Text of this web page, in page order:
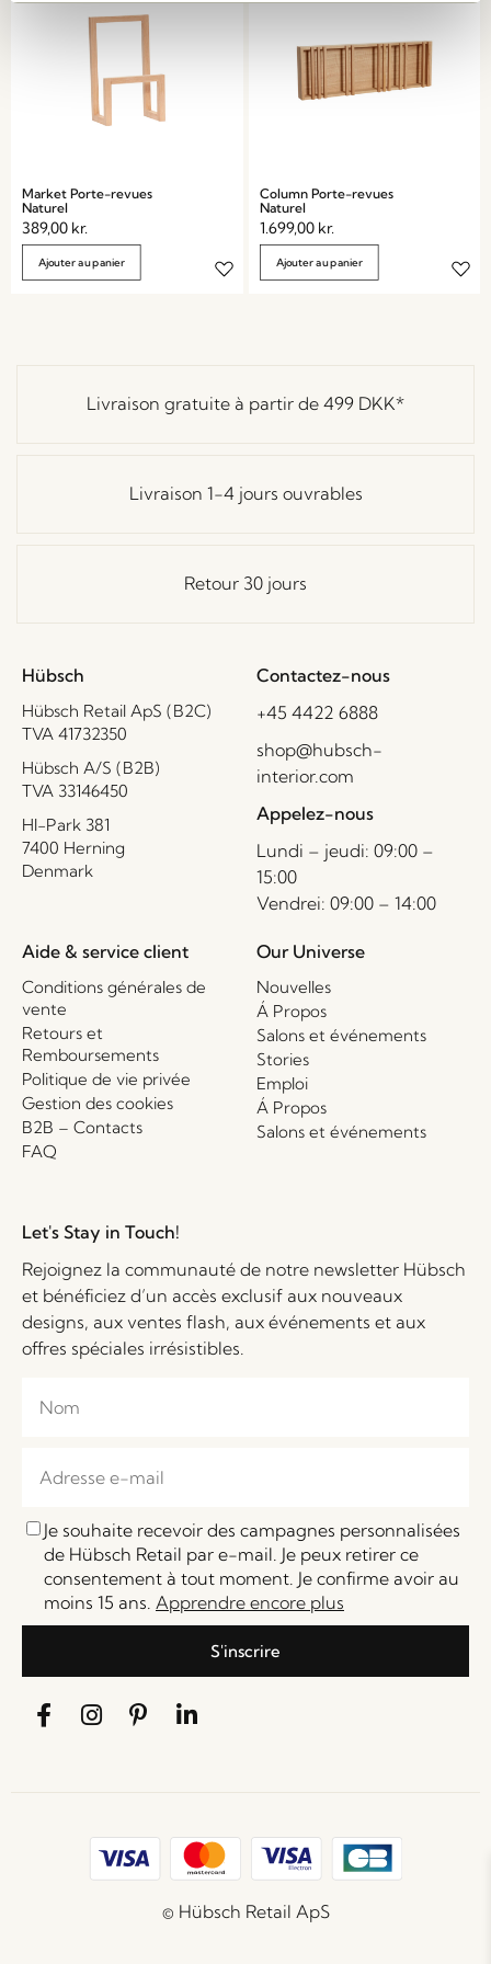
Market Porte-revues
Naturel
389,00 kr.
Ajouter au panier
Column Porte-revues
Naturel
1.699,00 kr.
Ajouter au panier
Livraison gratuite à partir de 499 DKK*
Livraison 1-4 jours ouvrables
Retour 30 jours
Hübsch
Hübsch Retail ApS (B2C)
TVA 41732350
Hübsch A/S (B2B)
TVA 33146450
HI-Park 381
7400 Herning
Denmark
Contactez-nous
+45 4422 6888
shop@hubsch-
interior.com
Appelez-nous
Lundi – jeudi: 09:00 –
15:00
Vendrei: 09:00 – 14:00
Aide & service client
Conditions générales de
vente
Retours et
Remboursements
Politique de vie privée
Gestion des cookies
B2B – Contacts
FAQ
Our Universe
Nouvelles
Á Propos
Salons et événements
Stories
Emploi
Á Propos
Salons et événements
Let's Stay in Touch!
Rejoignez la communauté de notre newsletter Hübsch
et bénéficiez d’un accès exclusif aux nouveaux
designs, aux ventes flash, aux événements et aux
offres spéciales irrésistibles.
Je souhaite recevoir des campagnes personnalisées
de Hübsch Retail par e-mail. Je peux retirer ce
consentement à tout moment. Je confirme avoir au
moins 15 ans. Apprendre encore plus
S'inscrire
© Hübsch Retail ApS